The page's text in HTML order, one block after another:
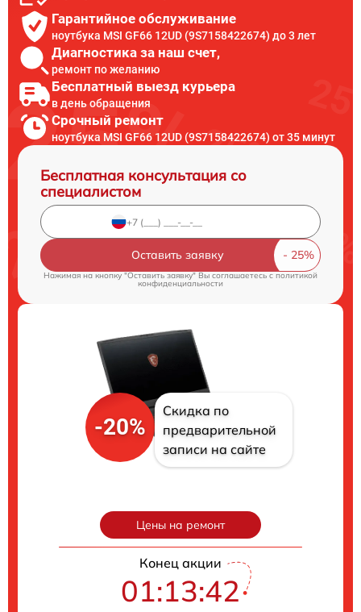
Гарантийное обслуживание
ноутбука MSI GF66 12UD (9S7158422674) до 3 лет
Диагностика за наш счет,
ремонт по желанию
Бесплатный выезд курьера
в день обращения
Срочный ремонт
ноутбука MSI GF66 12UD (9S7158422674) от 35 минут
Бесплатная консультация со
специалистом
Оставить заявку
Нажимая на кнопку "Оставить заявку" Вы соглашаетесь cполитикой
конфиденциальности
-20%
Скидка по
предварительной
записи на сайте
Цены на ремонт
Конец акции
01:13:41